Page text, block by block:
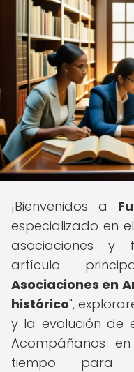
¡Bienvenidos a
especializado en
asociaciones y
artículo
Asociaciones en
histórico",
y la evolución de
Acompáñanos
tiempo para